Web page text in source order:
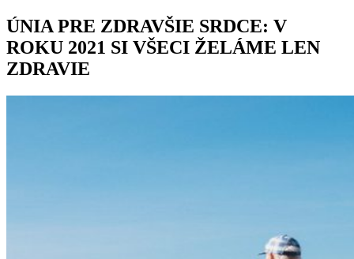
ÚNIA PRE ZDRAVŠIE SRDCE: V
ROKU 2021 SI VŠECI ŽELÁME LEN
ZDRAVIE